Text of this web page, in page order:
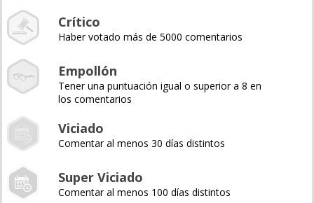
Crítico
Haber votado más de 5000 comentarios
Empollón
Tener una puntuación igual o superior a 8 en
los comentarios
Viciado
Comentar al menos 30 días distintos
Super Viciado
Comentar al menos 100 días distintos